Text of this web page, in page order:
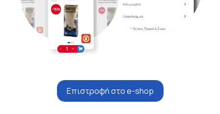
Επιστροφή στο e-shop